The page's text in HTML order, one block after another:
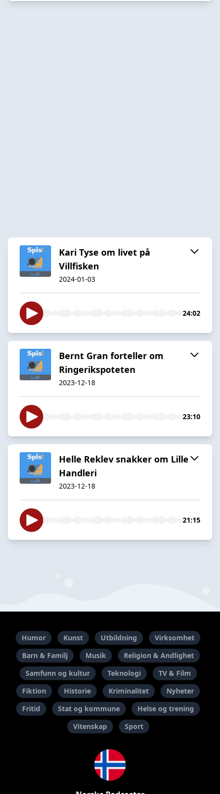
Kari Tyse om livet på
Villfisken
2024-01-03
24:02
Bernt Gran forteller om
Ringerikspoteten
2023-12-18
23:10
Helle Reklev snakker om Lille
Handleri
2023-12-18
21:15
Humor Kunst Utbildning
Virksomhet
Barn & Familj
Musik
Religion & Andlighet
Samfunn og kultur
Teknologi
TV & Film
Fiktion
Historie Kriminalitet
Nyheter
Fritid
Stat og kommune
Helse og trening
Vitenskap
Sport